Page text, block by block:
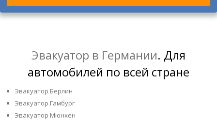
Эвакуатор в Германии. Для
автомобилей по всей стране
Эвакуатор Берлин
Эвакуатор Гамбург
Эвакуатор Мюнхен